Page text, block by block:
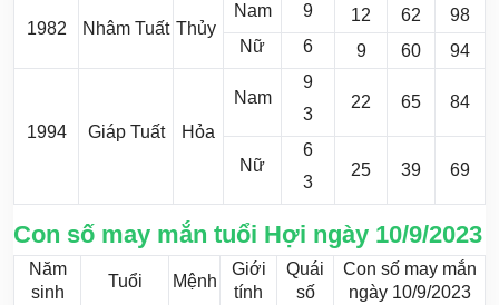
1982 Nhâm Tuất Thủy
Nam 9 12 62
98
Nữ
6 9 60 94
1994 Giáp Tuất Hỏa
Nam
9
3
22 65 84
Nữ
6
3
25 39 69
Con số may mắn tuổi Hợi ngày 10/9/2023
Năm
sinh
Tuổi Mệnh
Giới
tính
Quái
số
Con số may mắn
ngày 10/9/2023